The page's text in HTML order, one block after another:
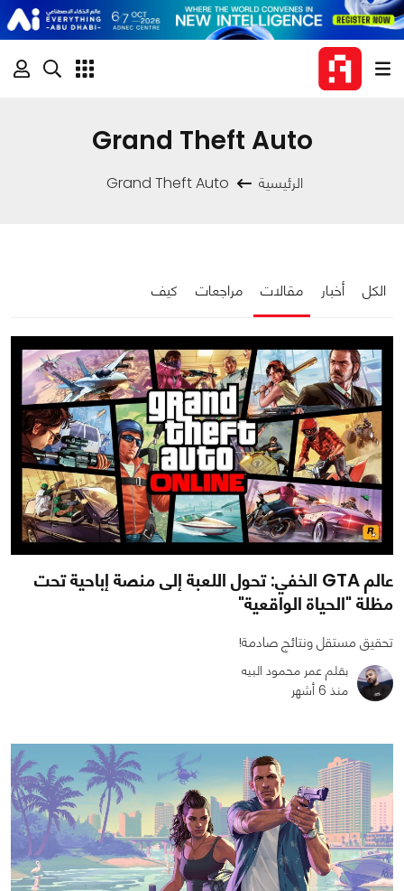
Grand Theft Auto
الرئيسية Grand Theft Auto
الكل أخبار مقالات مراجعات كيف
1
عالم GTA الخفي: تحول اللعبة إلى منصة إباحية تحت
مظلة "الحياة الواقعية"
تحقيق مستقل ونتائج صادمة!
بقلم عمر محمود البيه
منذ 6 أشهر